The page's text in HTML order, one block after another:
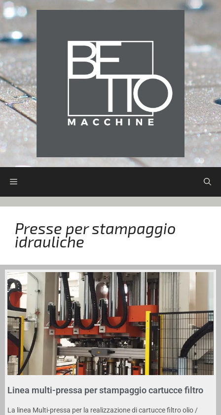
Presse per stampaggio
idrauliche
Linea multi-pressa per stampaggio cartucce filtro
La linea Multi-pressa per la realizzazione di cartucce filtro olio /